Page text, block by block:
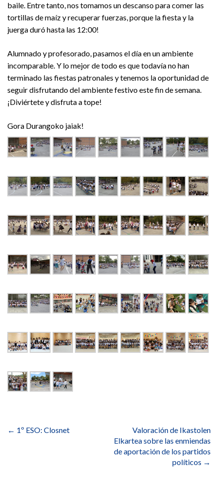
baile. Entre tanto, nos tomamos un descanso para comer las
tortillas de maíz y recuperar fuerzas, porque la fiesta y la
juerga duró hasta las 12:00!
Alumnado y profesorado, pasamos el día en un ambiente
incomparable. Y lo mejor de todo es que todavía no han
terminado las fiestas patronales y tenemos la oportunidad de
seguir disfrutando del ambiente festivo este fin de semana.
¡Diviértete y disfruta a tope!
Gora Durangoko jaiak!
de
← 1º ESO: Closnet
Valoración de Ikastolen
Elkartea sobre las enmiendas
de aportación de los partidos
políticos →